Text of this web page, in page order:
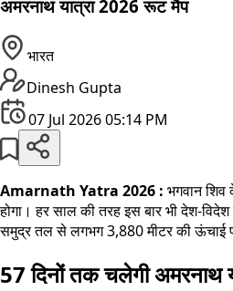
अमरनाथ यात्रा 2026 रूट मैप
भारत
Dinesh Gupta
07 Jul 2026 05:14 PM
Amarnath Yatra 2026 : भगवान
होगा। हर साल की तरह इस बार भी देश-
समुद्र तल से लगभग 3,880 मीटर की ऊंचाई
57 दिनों तक चलेगी अमरनाथ